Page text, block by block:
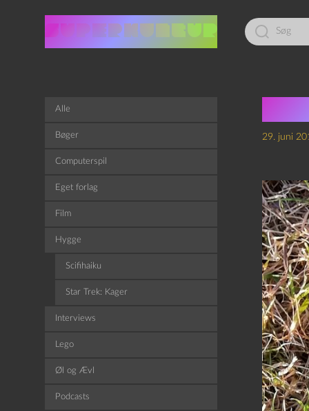
Led
efter:
29. juni
Alle
Bøger
Computerspil
Eget forlag
Film
Hygge
Scifihaiku
Star Trek: Kager
Interviews
Lego
Øl og Ævl
Podcasts